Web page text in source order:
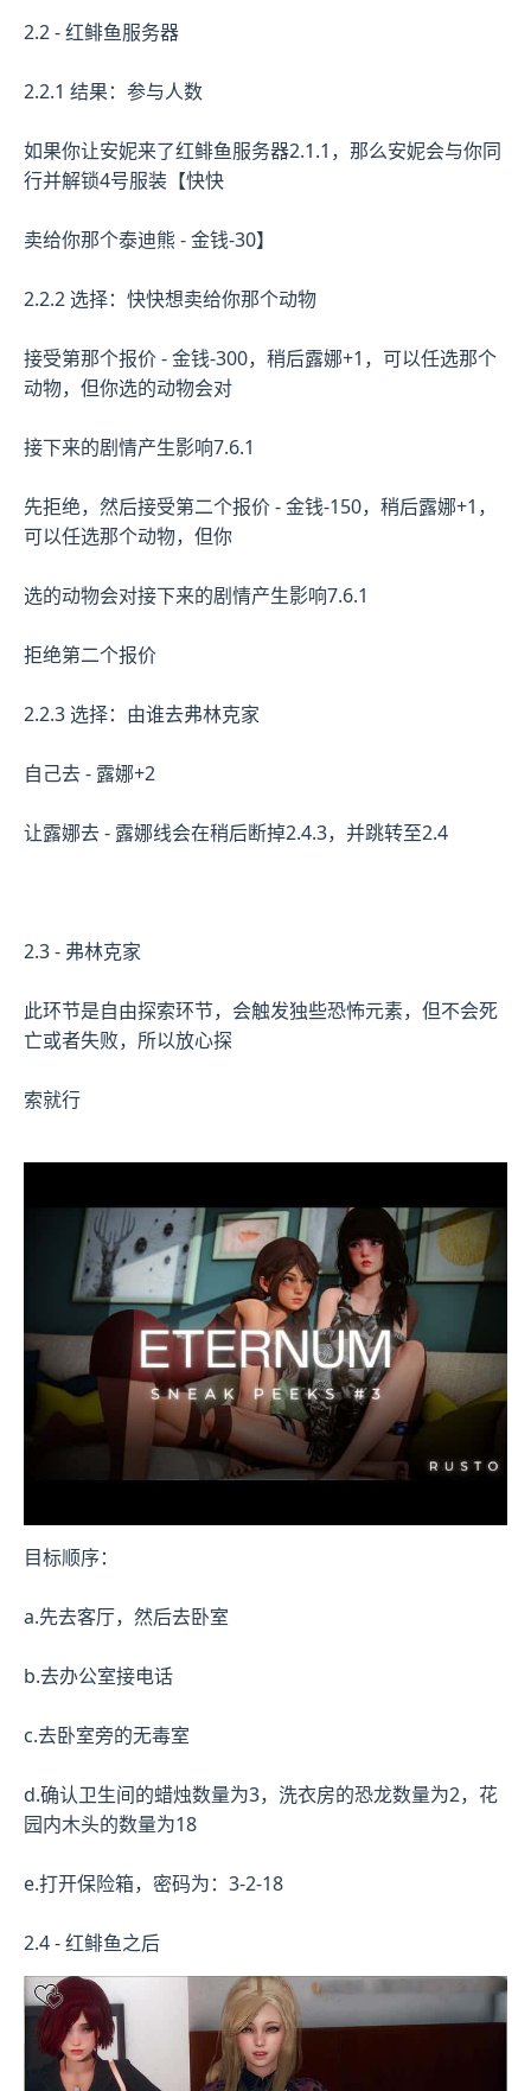
2.2 - 红鲱鱼服务器
2.2.1 结果：参与人数
如果你让安妮来了红鲱鱼服务器2.1.1，那么安妮会与你同
行并解锁4号服装【快快
卖给你那个泰迪熊 - 金钱-30】
2.2.2 选择：快快想卖给你那个动物
接受第那个报价 - 金钱-300，稍后露娜+1，可以任选那个
动物，但你选的动物会对
接下来的剧情产生影响7.6.1
先拒绝，然后接受第二个报价 - 金钱-150，稍后露娜+1，
可以任选那个动物，但你
选的动物会对接下来的剧情产生影响7.6.1
拒绝第二个报价
2.2.3 选择：由谁去弗林克家
自己去 - 露娜+2
让露娜去 - 露娜线会在稍后断掉2.4.3，并跳转至2.4
2.3 - 弗林克家
此环节是自由探索环节，会触发独些恐怖元素，但不会死
亡或者失败，所以放心探
索就行
目标顺序：
a.先去客厅，然后去卧室
b.去办公室接电话
c.去卧室旁的无毒室
d.确认卫生间的蜡烛数量为3，洗衣房的恐龙数量为2，花
园内木头的数量为18
e.打开保险箱，密码为：3-2-18
2.4 - 红鲱鱼之后